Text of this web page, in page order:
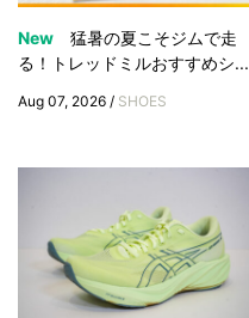
New
猛暑の夏こそジムで走
る！トレッドミルおすすめシ...
Aug 07, 2026 / SHOES